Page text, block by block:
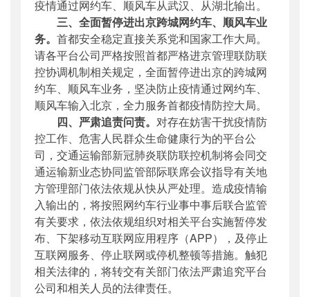
疫情通过网约车、顺风车从武汉、从湖北输出。
三、全面暂停进出京跨城网约车、顺风车业
务。 首都安全稳定直接关系党和国家工作大局。
请各平台公司严格按照首都严格进京管理联防联
控协调机制相关规定，全面暂停进出京的跨城网
约车、顺风车业务，坚决防止疫情通过网约车、
顺风车输入北京，全力服务首都疫情防控大局。
四、严肃追责问责。 对存在妨害干扰疫情防
控工作、危害人民群众生命健康行为的平台公
司，交通运输部新冠肺炎联防联控机制将会同交
通运输新业态协同监管部际联席会议指导有关地
方管理部门依法依规从快从严处理。造成疫情输
入输出的，将按照网约车行业事中事后联合监管
有关要求，依法依规组织对相关平台实施暂停发
布、下架移动互联网应用程序（APP），及停止
互联网服务、停止联网或停机整顿等措施。触犯
相关法律的，将转交有关部门依法严肃追究平台
公司和相关人员的法律责任。